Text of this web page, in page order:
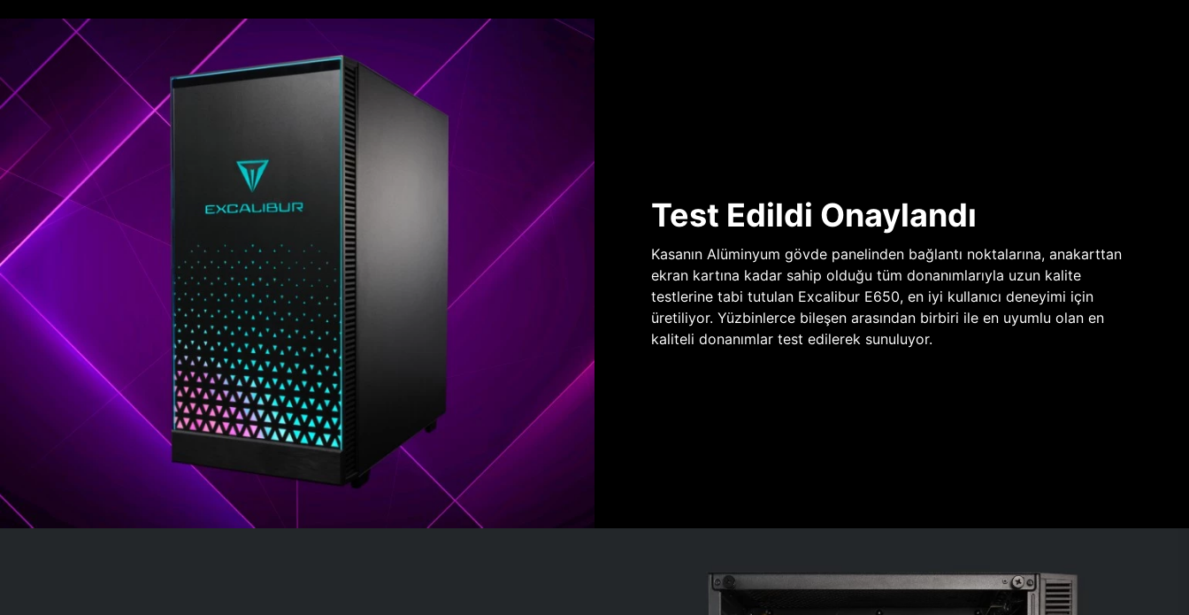
Test Edildi Onaylandı
Kasanın Alüminyum gövde panelinden bağlantı noktalarına, anakarttan
ekran kartına kadar sahip olduğu tüm donanımlarıyla uzun kalite
testlerine tabi tutulan Excalibur E650, en iyi kullanıcı deneyimi için
üretiliyor. Yüzbinlerce bileşen arasından birbiri ile en uyumlu olan en
kaliteli donanımlar test edilerek sunuluyor.